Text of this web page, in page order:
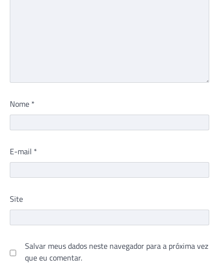
Nome *
E-mail *
Site
Salvar meus dados neste navegador para a próxima vez
que eu comentar.